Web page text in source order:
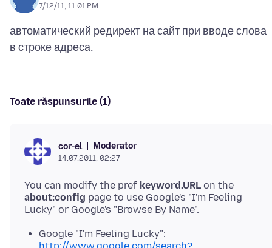
7/12/11, 11:01 PM
автоматический редирект на сайт при вводе слова
Toate răspunsurile (1)
cor-el Moderator
14.07.2011, 02:27
You can modify the pref keyword.URL on the
about:config page to use Google's "I'm Feeling
Google "I'm Feeling Lucky":